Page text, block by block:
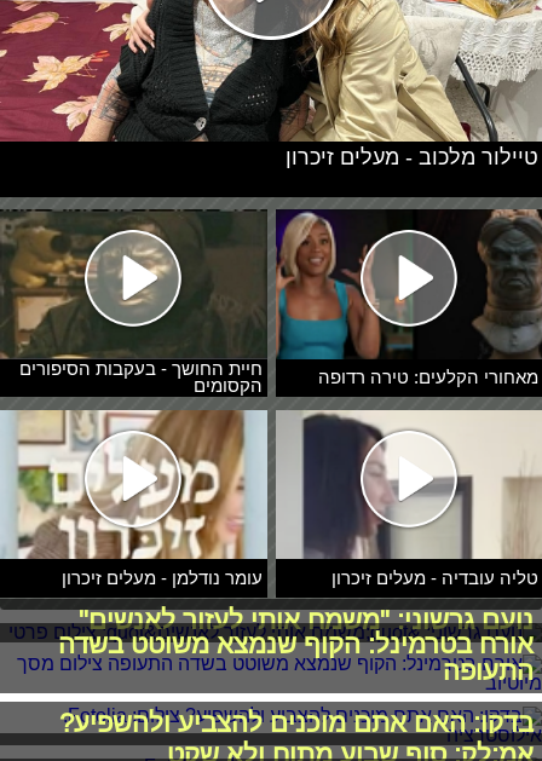
מאחורי הקלעים: טירה רדופה
חיית החושך - בעקבות הסיפורים
הקסומים
טליה עובדיה - מעלים זיכרון עומר נודלמן - מעלים זיכרון
טיילור מלכוב - מעלים זיכרון
נועם גרשוני: "משמח אותי לעזור לאנשים"
אורח בטרמינל: הקוף שנמצא משוטט בשדה
התעופה
בדקו: האם אתם מוכנים להצביע ולהשפיע?
אמ;לק: סוף שבוע מתוח ולא שקט